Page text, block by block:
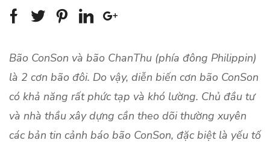
Bão ConSon và bão ChanThu (phía đông Philippin)
là 2 cơn bão đôi. Do vậy, diễn biến cơn bão ConSon
có khả năng rất phức tạp và khó lường. Chủ đầu tư
và nhà thầu xây dựng cần theo dõi thường xuyên
các bản tin cảnh báo bão ConSon, đặc biệt là yếu tố